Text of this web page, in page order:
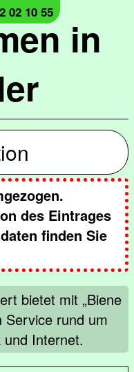
in
02 10 55
des Eintrages
finden Sie
bietet mit „Biene
Service rund um
Internet.